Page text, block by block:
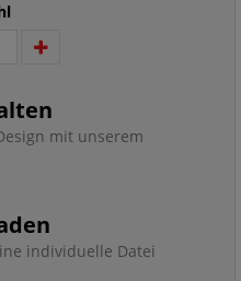
mit unserem
individuelle Datei